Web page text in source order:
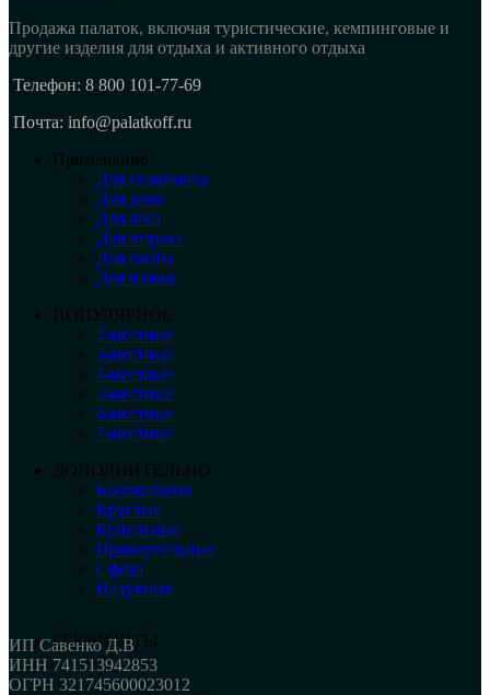
Продажа палаток, включая туристические, кемпинговые и
другие изделия для отдыха и активного отдыха
Телефон: 8 800 101-77-69
Почта: info@palatkoff.ru
Применение
Для глэмпинга
Для дачи
Для леса
Для отдыха
Для охоты
Для пляжа
ПОПУЛЯРНОЕ
2-местные
3-местные
4-местные
5-местные
6-местные
7-местные
ДОПОЛНИТЕЛЬНО
Колокольчик
Круглые
Купольные
Прямоугольные
Сфера
Надувные
РЕКВИЗИТЫ
ИП Савенко Д.В
ИНН 741513942853
ОГРН 321745600023012